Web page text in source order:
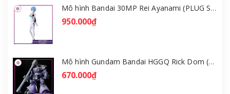
Mô hình Bandai 30MP Rei Ayanami (PLUG SUIT Ver.) – Evangelion [GDB] [30MP]
950.000₫
Mô hình Gundam Bandai HGGQ Rick Dom (Gaia / Ortega) 1/144 [GDB] [BHG]
670.000₫